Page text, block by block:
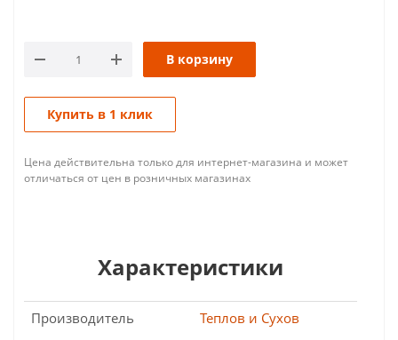
В корзину
Купить в 1 клик
Цена действительна только для интернет-магазина и может
отличаться от цен в розничных магазинах
Характеристики
Производитель Теплов и Сухов